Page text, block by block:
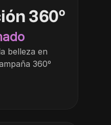
360º
belleza en
360º